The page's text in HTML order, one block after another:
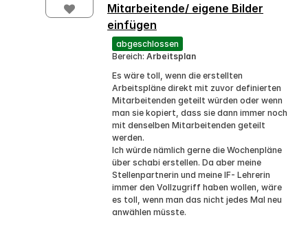
Mitarbeitende/ eigene Bilder
einfügen
abgeschlossen
Bereich: Arbeitsplan
Es wäre toll, wenn die erstellten
Arbeitspläne direkt mit zuvor definierten
Mitarbeitenden geteilt würden oder wenn
man sie kopiert, dass sie dann immer noch
mit denselben Mitarbeitenden geteilt
werden.
Ich würde nämlich gerne die Wochenpläne
über schabi erstellen. Da aber meine
Stellenpartnerin und meine IF- Lehrerin
immer den Vollzugriff haben wollen, wäre
es toll, wenn man das nicht jedes Mal neu
anwählen müsste.